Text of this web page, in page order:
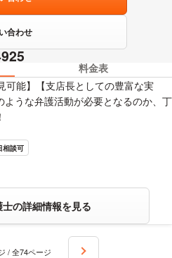
合わせ
料金表
可能】【支店長としての豊富な実
うな弁護活動が必要となるのか、丁
相談可
の詳細情報を見る
/ 全74ページ